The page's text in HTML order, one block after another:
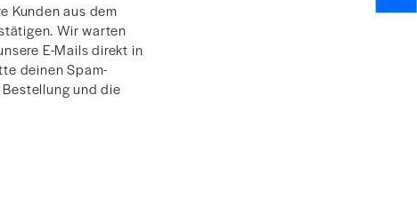
Kunden aus dem
Wir warten
E-Mails direkt in
deinen Spam-
und die